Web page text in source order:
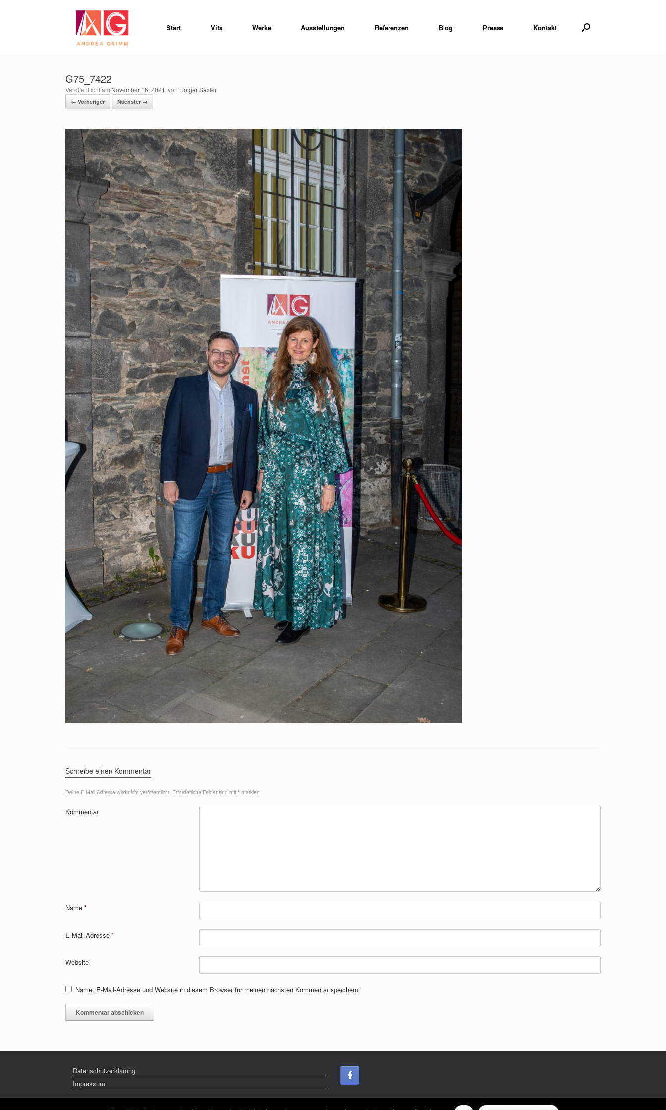
Start Vita Werke Ausstellungen Referenzen Blog Presse Kontakt
G75_7422
Veröffentlicht am November 16, 2021 von Holger Saxler
← Vorheriger Nächster →
Schreibe einen Kommentar
Deine E-Mail-Adresse wird nicht veröffentlicht. Erforderliche Felder sind mit * markiert
Kommentar
Name *
E-Mail-Adresse *
Website
Name, E-Mail-Adresse und Website in diesem Browser für meinen nächsten Kommentar speichern.
Datenschutzerklärung
Impressum
Ein Theme von SiteOrigin